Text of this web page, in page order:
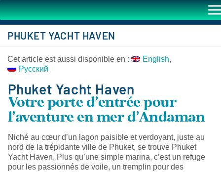
PHUKET YACHT HAVEN
Cet article est aussi disponible en :
English
Русский
Phuket Yacht Haven
Votre porte d’entrée pour
l’aventure en mer d’Andaman
Niché au cœur d’un lagon paisible et verdoyant, juste au
nord de la trépidante ville de Phuket, se trouve Phuket
Yacht Haven. Plus qu’une simple marina, c’est un refuge
pour les passionnés de voile, un tremplin pour des